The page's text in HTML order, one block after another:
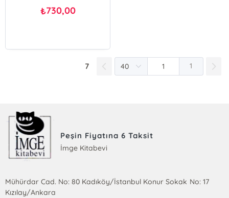
₺730,00
7 1
Peşin Fiyatına 6 Taksit
İmge Kitabevi
Mühürdar Cad. No: 80 Kadıköy/İstanbul Konur Sokak No: 17
Kızılay/Ankara